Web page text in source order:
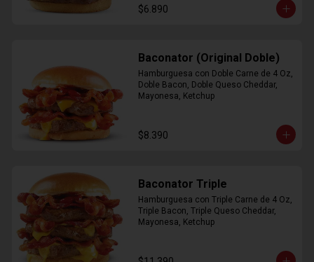
$6.890
Baconator (Original Doble)
Hamburguesa con Doble Carne de 4 Oz,
Doble Bacon, Doble Queso Cheddar,
Mayonesa, Ketchup
$8.390
Baconator Triple
Hamburguesa con Triple Carne de 4 Oz,
Triple Bacon, Triple Queso Cheddar,
Mayonesa, Ketchup